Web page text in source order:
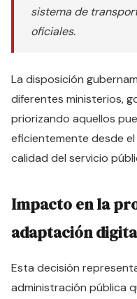
sistema de
oficiales.
La disposición
diferentes ministerios,
priorizando aquellos
eficientemente desde
calidad del servicio
Impacto en la
adaptación
Esta decisión
administración pública